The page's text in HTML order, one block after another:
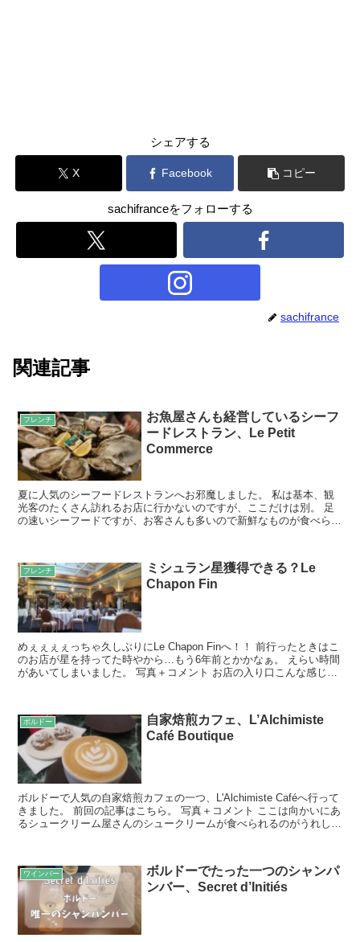
シェアする
X Facebook コピー
sachifranceをフォローする
sachifrance
関連記事
フレンチ
お魚屋さんも経営しているシーフ
ードレストラン、Le Petit
Commerce
夏に人気のシーフードレストランへお邪魔しました。 私は基本、観
光客のたくさん訪れるお店に行かないのですが、ここだけは別。 足
の速いシーフードですが、お客さんも多いので新鮮なものが食べられ
フレンチ
ミシュラン星獲得できる？Le
Chapon Fin
めぇぇぇぇっちゃ久しぶりにLe Chapon Finへ！！ 前行ったときはこ
のお店が星を持ってた時やから…もう6年前とかかなぁ。 えらい時間
があいてしまいました。 写真＋コメント お店の入り口こんな感じ。
ボルドー
自家焙煎カフェ、L’Alchimiste
Café Boutique
ボルドーで人気の自家焙煎カフェの一つ、L'Alchimiste Caféへ行って
きました。 前回の記事はこちら。 写真＋コメント ここは向かいにあ
るシュークリーム屋さんのシュークリームが食べられるのがうれし
ワインバー
ボルドーでたった一つのシャンパ
ンバー、Secret d’Initiés